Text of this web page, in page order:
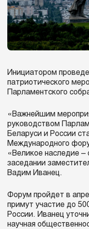
Инициатором
патриотического
Парламентского
«Важнейшим
руководством
Беларуси и России
Международного
«Великое наследие
заседании
Вадим Иванец.
Форум пройдет в
примут участие до
России. Иванец
научная